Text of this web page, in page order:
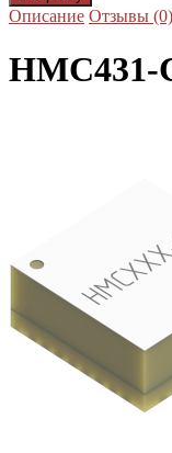
Описание Отзывы (0)
HMC431-